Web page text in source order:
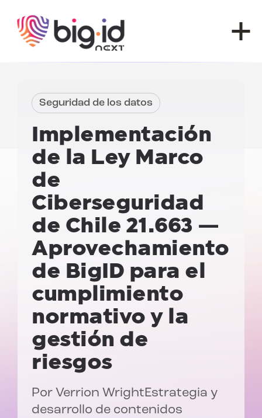
Seguridad de los datos
Implementación
de la Ley Marco
de
Ciberseguridad
de Chile 21.663 —
Aprovechamiento
de BigID para el
cumplimiento
normativo y la
gestión de
riesgos
Por Verrion WrightEstrategia y
desarrollo de contenidos